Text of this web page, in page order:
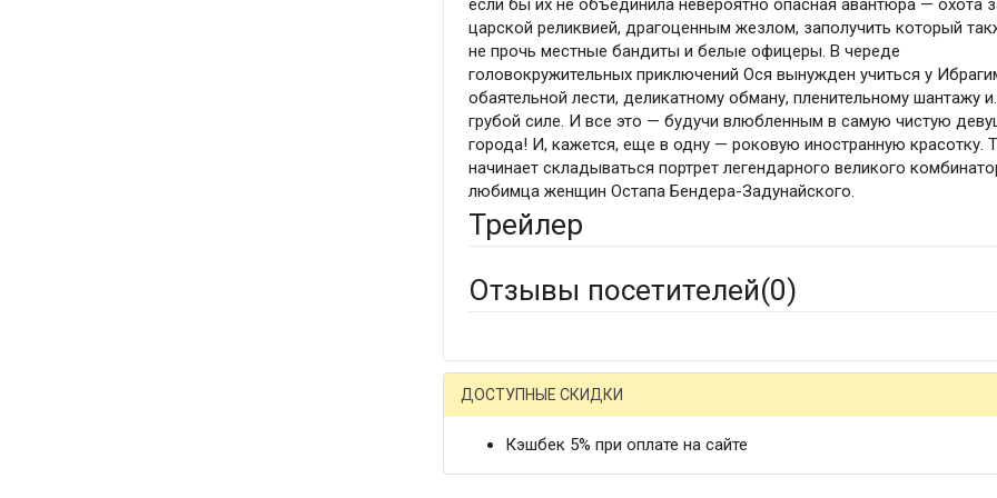
если бы их не объединила невероятно опасная авантюра — охота
царской реликвией, драгоценным жезлом, заполучить который
не прочь местные бандиты и белые офицеры. В череде
головокружительных приключений Ося вынужден учиться у
обаятельной лести, деликатному обману, пленительному шантажу
грубой силе. И все это — будучи влюбленным в самую чистую
города! И, кажется, еще в одну — роковую иностранную красотку.
начинает складываться портрет легендарного великого
любимца женщин Остапа Бендера-Задунайского.
Трейлер
Отзывы посетителей(0)
ДОСТУПНЫЕ СКИДКИ
Кэшбек 5% при оплате на сайте